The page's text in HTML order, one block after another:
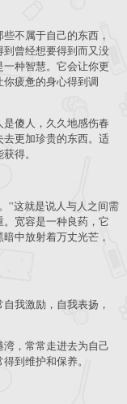
不属于自己的东西，
曾经想要得到而又没
种智慧。它会让你更
疲惫的身心得到调
傻人，久久地感伤春
更加珍贵的东西。适
得。
”这就是说人与人之间需
宽容是一种良药，它
中放射着万丈光芒，
我激励，自我表扬，
，常常走进去为自己
到维护和保养。